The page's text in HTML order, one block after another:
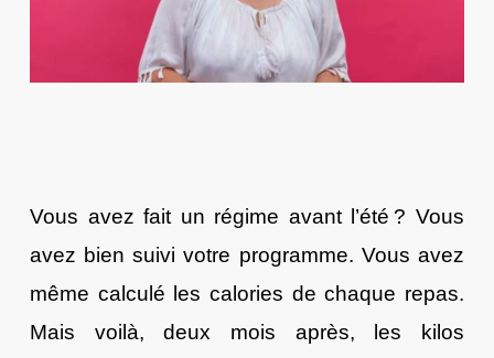
Vous avez fait un régime avant l’été ? Vous
avez bien suivi votre programme. Vous avez
même calculé les calories de chaque repas.
Mais voilà, deux mois après, les kilos